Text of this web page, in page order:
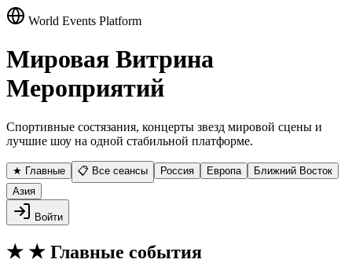
World Events Platform
Мировая Витрина
Мероприятий
Спортивные состязания, концерты звезд мировой сцены и
лучшие шоу на одной стабильной платформе.
★ Главные 📋 Все сеансы Россия Европа
Ближний Восток
Азия
Войти
★ ★ Главные события